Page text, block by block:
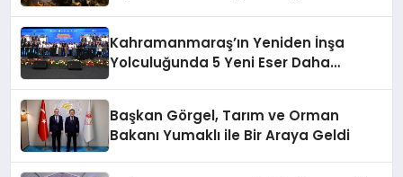
Kahramanmaraş’ın Yeniden İnşa
Yolculuğunda 5 Yeni Eser Daha
Başkan Görgel, Tarım ve Orman
Bakanı Yumaklı ile Bir Araya Geldi